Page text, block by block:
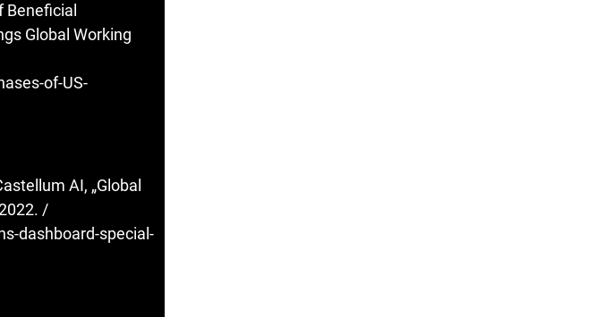
Beneficial
Global Working
of-US-
AI, „Global
/
dashboard-special-